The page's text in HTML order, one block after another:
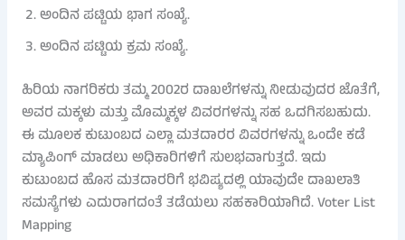
ಅಂದಿನ ಪಟ್ಟಿಯ ಭಾಗ ಸಂಖ್ಯೆ.
ಅಂದಿನ ಪಟ್ಟಿಯ ಕ್ರಮ ಸಂಖ್ಯೆ.
ಹಿರಿಯ ನಾಗರಿಕರು ತಮ್ಮ 2002ರ ದಾಖಲೆಗಳನ್ನು ನೀಡುವುದರ ಜೊತೆಗೆ,
ಅವರ ಮಕ್ಕಳು ಮತ್ತು ಮೊಮ್ಮಕ್ಕಳ ವಿವರಗಳನ್ನು ಸಹ ಒದಗಿಸಬಹುದು.
ಈ ಮೂಲಕ ಕುಟುಂಬದ ಎಲ್ಲಾ ಮತದಾರರ ವಿವರಗಳನ್ನು ಒಂದೇ ಕಡೆ
ಮ್ಯಾಪಿಂಗ್ ಮಾಡಲು ಅಧಿಕಾರಿಗಳಿಗೆ ಸುಲಭವಾಗುತ್ತದೆ. ಇದು
ಕುಟುಂಬದ ಹೊಸ ಮತದಾರರಿಗೆ ಭವಿಷ್ಯದಲ್ಲಿ ಯಾವುದೇ ದಾಖಲಾತಿ
ಸಮಸ್ಯೆಗಳು ಎದುರಾಗದಂತೆ ತಡೆಯಲು ಸಹಕಾರಿಯಾಗಿದೆ. Voter List
Mapping